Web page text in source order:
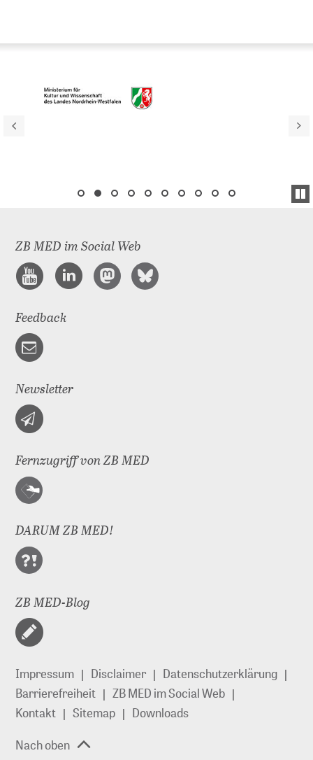
ZB MED im Social Web
Feedback
Newsletter
Fernzugriff von ZB MED
DARUM ZB MED!
ZB MED-Blog
Impressum Disclaimer
Datenschutzerklärung
Barrierefreiheit
ZB MED im Social Web
Kontakt
Sitemap
Downloads
Nach oben